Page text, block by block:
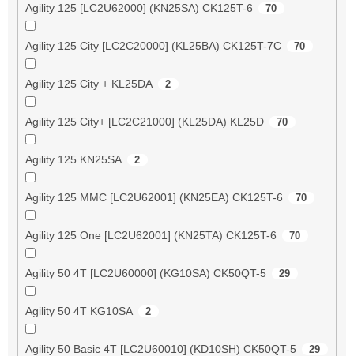
Agility 125 [LC2U62000] (KN25SA) CK125T-6 70
Agility 125 City [LC2C20000] (KL25BA) CK125T-7C 70
Agility 125 City + KL25DA 2
Agility 125 City+ [LC2C21000] (KL25DA) KL25D 70
Agility 125 KN25SA 2
Agility 125 MMC [LC2U62001] (KN25EA) CK125T-6 70
Agility 125 One [LC2U62001] (KN25TA) CK125T-6 70
Agility 50 4T [LC2U60000] (KG10SA) CK50QT-5 29
Agility 50 4T KG10SA 2
Agility 50 Basic 4T [LC2U60010] (KD10SH) CK50QT-5 29